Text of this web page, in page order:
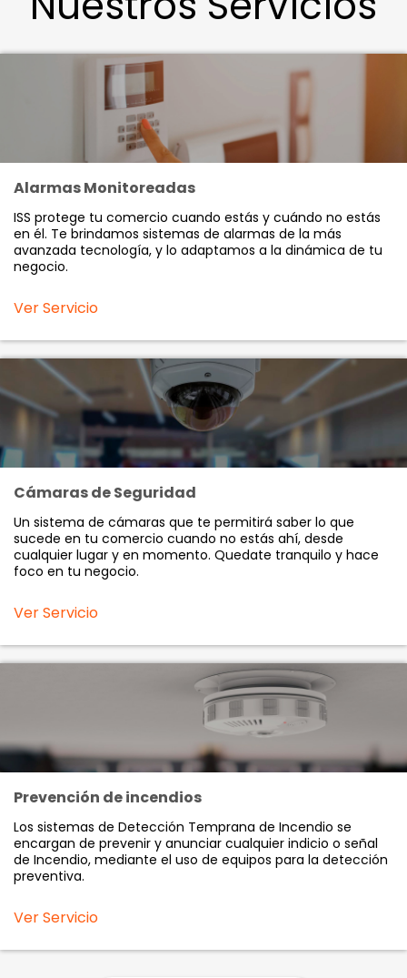
Alarmas Monitoreadas
ISS protege tu comercio cuando estás y cuándo no estás
en él. Te brindamos sistemas de alarmas de la más
avanzada tecnología, y lo adaptamos a la dinámica de tu
negocio.
Ver Servicio
Cámaras de Seguridad
Un sistema de cámaras que te permitirá saber lo que
sucede en tu comercio cuando no estás ahí, desde
cualquier lugar y en momento. Quedate tranquilo y hace
foco en tu negocio.
Ver Servicio
Prevención de incendios
Los sistemas de Detección Temprana de Incendio se
encargan de prevenir y anunciar cualquier indicio o señal
de Incendio, mediante el uso de equipos para la detección
preventiva.
Ver Servicio